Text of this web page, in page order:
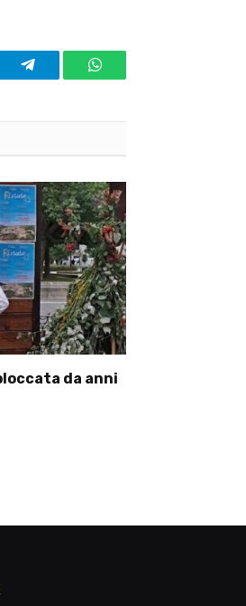
Telegram WhatsApp
da anni